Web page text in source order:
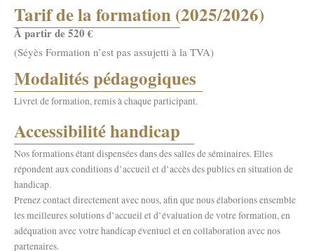
Tarif de la formation (2025/2026)
À partir de 520 €
(Séyès Formation n’est pas assujetti à la TVA)
Modalités pédagogiques
Livret de formation, remis à chaque participant.
Accessibilité handicap
Nos formations étant dispensées dans des salles de séminaires. Elles
répondent aux conditions d’accueil et d’accès des publics en situation de
handicap.
Prenez contact directement avec nous, afin que nous élaborions ensemble
les meilleures solutions d’accueil et d’évaluation de votre formation, en
adéquation avec votre handicap éventuel et en collaboration avec nos
partenaires.